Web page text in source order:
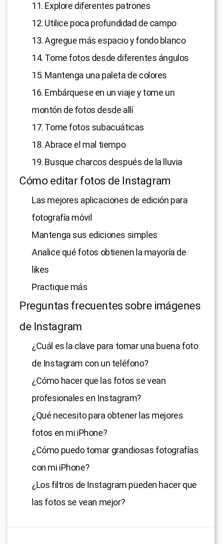
11. Explore diferentes patrones
12. Utilice poca profundidad de campo
13. Agregue más espacio y fondo blanco
14. Tome fotos desde diferentes ángulos
15. Mantenga una paleta de colores
16. Embárquese en un viaje y tome un
montón de fotos desde allí
17. Tome fotos subacuáticas
18. Abrace el mal tiempo
19. Busque charcos después de la lluvia
Cómo editar fotos de Instagram
Las mejores aplicaciones de edición para
fotografía móvil
Mantenga sus ediciones simples
Analice qué fotos obtienen la mayoría de
likes
Practique más
Preguntas frecuentes sobre imágenes
de Instagram
¿Cuál es la clave para tomar una buena foto
de Instagram con un teléfono?
¿Cómo hacer que las fotos se vean
profesionales en Instagram?
¿Qué necesito para obtener las mejores
fotos en mi iPhone?
¿Cómo puedo tomar grandiosas fotografías
con mi iPhone?
¿Los filtros de Instagram pueden hacer que
las fotos se vean mejor?